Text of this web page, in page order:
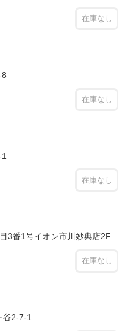
在庫なし
在庫なし
在庫なし
3番1号イオン市川妙典店2F
在庫なし
2-7-1